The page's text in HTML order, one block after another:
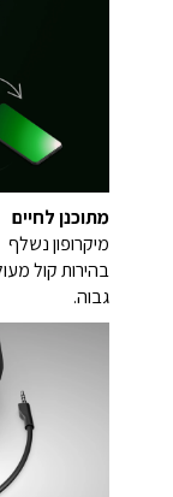
מתוכנן לחיים
מיקרופון נשלף
גבוה.